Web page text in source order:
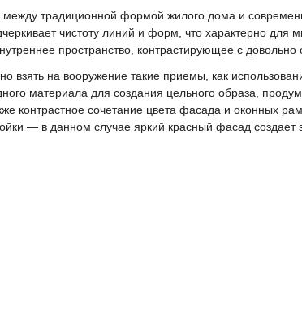
традиционной формой жилого дома и
чистоту линий и форм, что характерно для
пространство, контрастирующее с довольно
взять на вооружение такие приемы, как
материала для создания цельного образа,
контрастное сочетание цвета фасада и оконных
— в данном случае яркий красный фасад